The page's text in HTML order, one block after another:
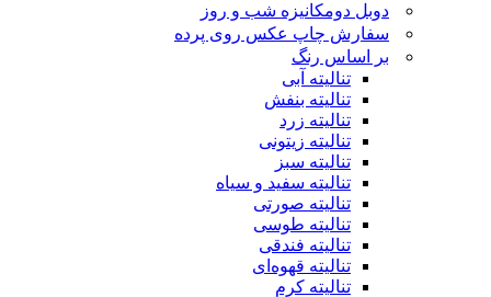
دوبل دومکانیزه شب و روز
سفارش چاپ عکس روی پرده
بر اساس رنگ
تنالیته آبی
تنالیته بنفش
تنالیته زرد
تنالیته زیتونی
تنالیته سبز
تنالیته سفید و سیاه
تنالیته صورتی
تنالیته طوسی
تنالیته فندقی
تنالیته قهوه‌ای
تنالیته کرم